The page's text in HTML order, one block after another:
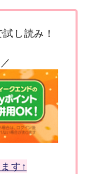
試し読み！
す↑